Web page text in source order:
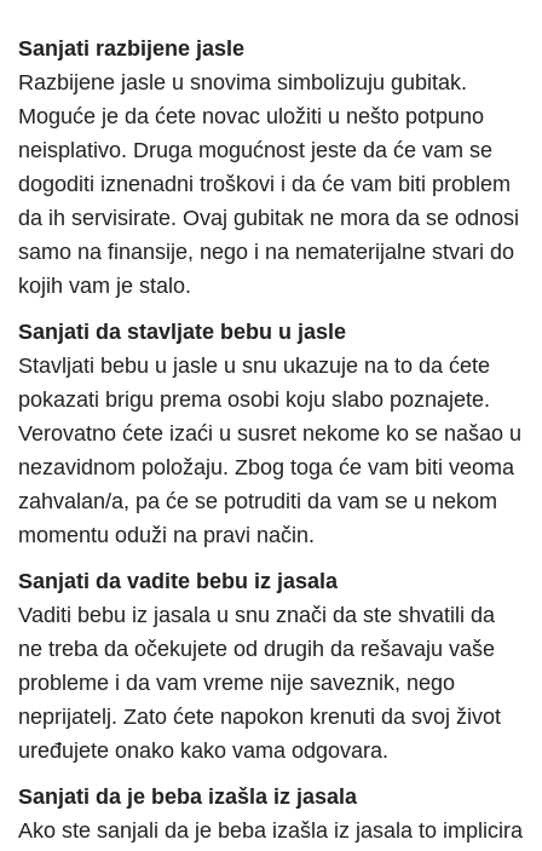
Sanjati razbijene jasle
Razbijene jasle u snovima simbolizuju gubitak.
Moguće je da ćete novac uložiti u nešto potpuno
neisplativo. Druga mogućnost jeste da će vam se
dogoditi iznenadni troškovi i da će vam biti problem
da ih servisirate. Ovaj gubitak ne mora da se odnosi
samo na finansije, nego i na nematerijalne stvari do
kojih vam je stalo.
Sanjati da stavljate bebu u jasle
Stavljati bebu u jasle u snu ukazuje na to da ćete
pokazati brigu prema osobi koju slabo poznajete.
Verovatno ćete izaći u susret nekome ko se našao u
nezavidnom položaju. Zbog toga će vam biti veoma
zahvalan/a, pa će se potruditi da vam se u nekom
momentu oduži na pravi način.
Sanjati da vadite bebu iz jasala
Vaditi bebu iz jasala u snu znači da ste shvatili da
ne treba da očekujete od drugih da rešavaju vaše
probleme i da vam vreme nije saveznik, nego
neprijatelj. Zato ćete napokon krenuti da svoj život
uređujete onako kako vama odgovara.
Sanjati da je beba izašla iz jasala
Ako ste sanjali da je beba izašla iz jasala to implicira